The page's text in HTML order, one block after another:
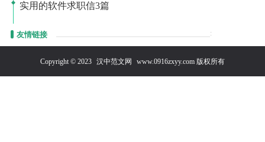
实用的软件求职信3篇
友情链接 :
Copyright © 2023 汉中范文网 www.0916zxyy.com 版权所有